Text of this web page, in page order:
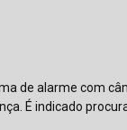
de alarme com
É indicado